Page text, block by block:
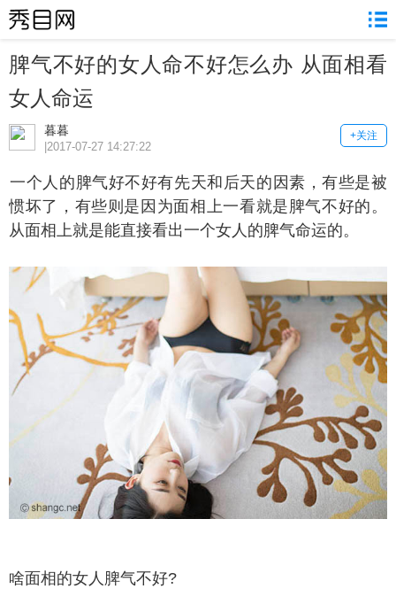
脾气不好的女人命不好怎么办 从面相看
女人命运
暮暮 +关注
|2017-07-27 14:27:22
人的脾气好不好有先天和后天的因素，有些是被
惯坏了，有些则是因为面相上一看就是脾气不好的。
从面相上就是能直接看出一个女人的脾气命运的。
相的女人脾气不好?